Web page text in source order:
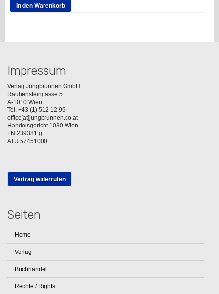
In den Warenkorb
Impressum
Verlag Jungbrunnen GmbH
Rauhensteingasse 5
A-1010 Wien
Tel. +43 (1) 512 12 99
office[at]jungbrunnen.co.at
Handelsgericht 1030 Wien
FN 239381 g
ATU 57451000
Vertrag widerrufen
Seiten
Home
Verlag
Buchhandel
Rechte / Rights